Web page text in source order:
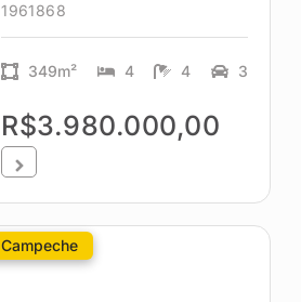
1961868
349m² 4 4 3
R$3.980.000,00
Campeche